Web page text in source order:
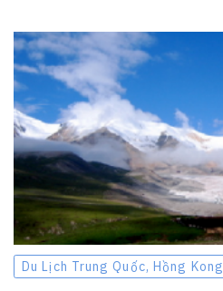
Du Lịch Trung Quốc, Hồng Kong